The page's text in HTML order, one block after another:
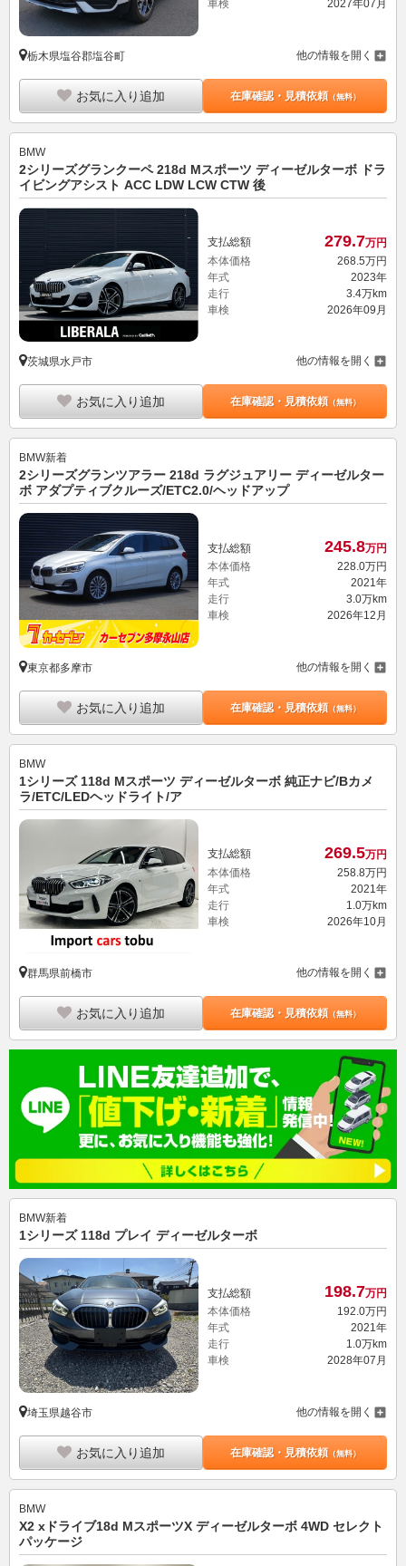
車検 2027年07月
栃木県塩谷郡塩谷町 他の情報を開く
お気に入り追加 在庫確認・見積依頼（無料）
BMW
2シリーズグランクーペ 218d Mスポーツ ディーゼルターボ ドラ
イビングアシスト ACC LDW LCW CTW 後
支払総額 279.7万円
本体価格
268. 5万円
年式
2023年
走行
3.4万km
車検
2026年09月
茨城県水戸市 他の情報を開く
お気に入り追加 在庫確認・見積依頼（無料）
BMW新着
2シリーズグランツアラー 218d ラグジュアリー ディーゼルター
ボ アダプティブクルーズ/ETC2.0/ヘッドアップ
支払総額 245.8万円
本体価格
228.0万円
年式
2021年
走行
3.0万km
車検
2026年12月
東京都多摩市 他の情報を開く
お気に入り追加 在庫確認・見積依頼（無料）
BMW
1シリーズ 118d Mスポーツ ディーゼルターボ 純正ナビ/Bカメ
ラ/ETC/LEDヘッドライト/ア
支払総額 269.5万円
本体価格
258. 8万円
年式
2021年
走行
1.0万km
車検
2026年10月
群馬県前橋市 他の情報を開く
お気に入り追加 在庫確認・見積依頼（無料）
BMW新着
1シリーズ 118d プレイ ディーゼルターボ
支払総額 198.7万円
本体価格
192.0万円
年式
2021年
走行
1.0万km
車検
2028年07月
埼玉県越谷市 他の情報を開く
お気に入り追加 在庫確認・見積依頼（無料）
BMW
X2 xドライブ18d MスポーツX ディーゼルターボ 4WD セレクト
パッケージ